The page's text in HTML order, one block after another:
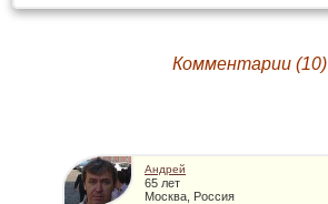
Комментарии (10)
Андрей
65 лет
Москва, Россия